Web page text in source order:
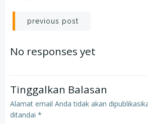
Post
navigation
previous post
No responses yet
Tinggalkan Balasan
Alamat email Anda tidak akan
ditandai *